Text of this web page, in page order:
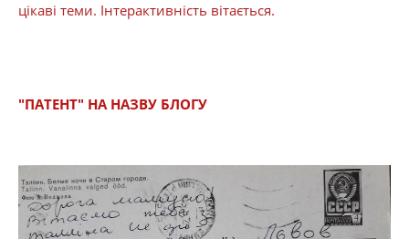
цікаві теми. Інтерактивність вітається.
"ПАТЕНТ" НА НАЗВУ БЛОГУ